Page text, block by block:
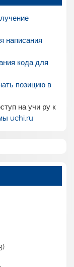
написания
кода для
позицию в
на учи ру к
uchi.ru